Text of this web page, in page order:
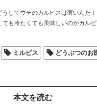
してウチのカルピスは薄いんだ
も冷たくても美味しいのがカル
ミルピス どうぶつのお
本文を読む